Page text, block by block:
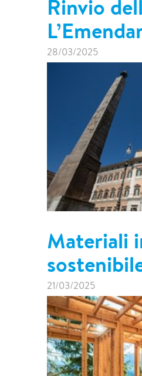
Bonifica Amianto
Rinvio
28/03/2025
Materiali
21/03/2025